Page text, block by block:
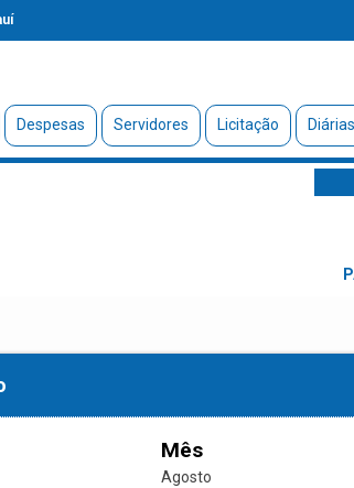
Despesas Servidores Licitação Diárias
Mês
Agosto